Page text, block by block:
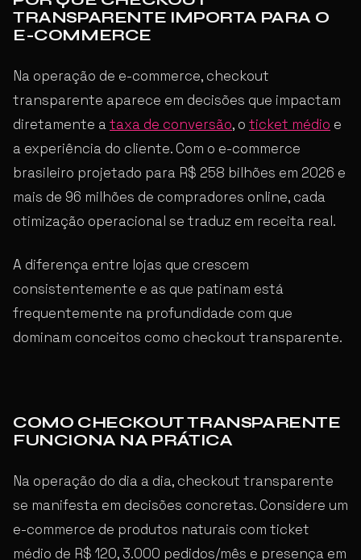
TRANSPARENTE IMPORTA PARA O
E-COMMERCE
Na operação de e-commerce, checkout
transparente aparece em decisões que impactam
diretamente ataxa de conversão, o ticket médio e
a experiência do cliente. Com o e-commerce
brasileiro projetado para R$ 258 bilhões em 2026 e
mais de 96 milhões de compradores online, cada
otimização operacional se traduz em receita real.
A diferença entre lojas que crescem
consistentemente e as que patinam está
frequentemente na profundidade com que
dominam conceitos como checkout transparente.
COMO CHECKOUT TRANSPARENTE
FUNCIONA NA PRÁTICA
Na operação do dia a dia, checkout transparente
se manifesta em decisões concretas. Considere um
e-commerce de produtos naturais com ticket
médio de R$ 120, 3.000 pedidos/mês e presença em